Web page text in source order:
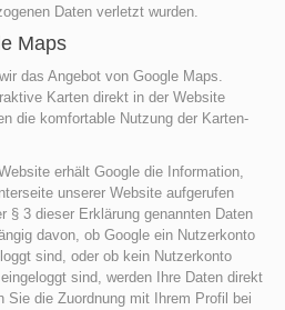
Daten verletzt wurden.
Maps
das Angebot von Google Maps.
Karten direkt in der Website
die komfortable Nutzung der Karten-
erhält Google die Information,
unserer Website aufgerufen
§ 3 dieser Erklärung genannten Daten
davon, ob Google ein Nutzerkonto
sind, oder ob kein Nutzerkonto
sind, werden Ihre Daten direkt
Sie die Zuordnung mit Ihrem Profil bei